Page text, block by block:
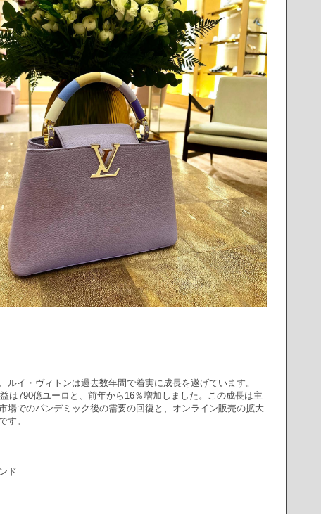
ルイ・ヴィトンは過去数年間で着実に成長を遂げています。
は790億ユーロと、前年から16％増加しました。この成長は主
場でのパンデミック後の需要の回復と、オンライン販売の拡大
す。
ド